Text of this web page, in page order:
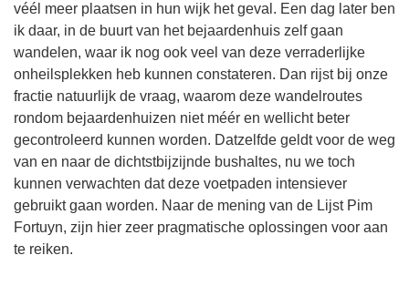
véél meer plaatsen in hun wijk het geval. Een dag later ben
ik daar, in de buurt van het bejaardenhuis zelf gaan
wandelen, waar ik nog ook veel van deze verraderlijke
onheilsplekken heb kunnen constateren. Dan rijst bij onze
fractie natuurlijk de vraag, waarom deze wandelroutes
rondom bejaardenhuizen niet méér en wellicht beter
gecontroleerd kunnen worden. Datzelfde geldt voor de weg
van en naar de dichtstbijzijnde bushaltes, nu we toch
kunnen verwachten dat deze voetpaden intensiever
gebruikt gaan worden. Naar de mening van de Lijst Pim
Fortuyn, zijn hier zeer pragmatische oplossingen voor aan
te reiken.